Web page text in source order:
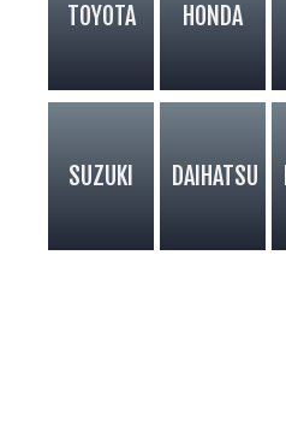
TOYOTA HONDA
SUZUKI DAIHATSU